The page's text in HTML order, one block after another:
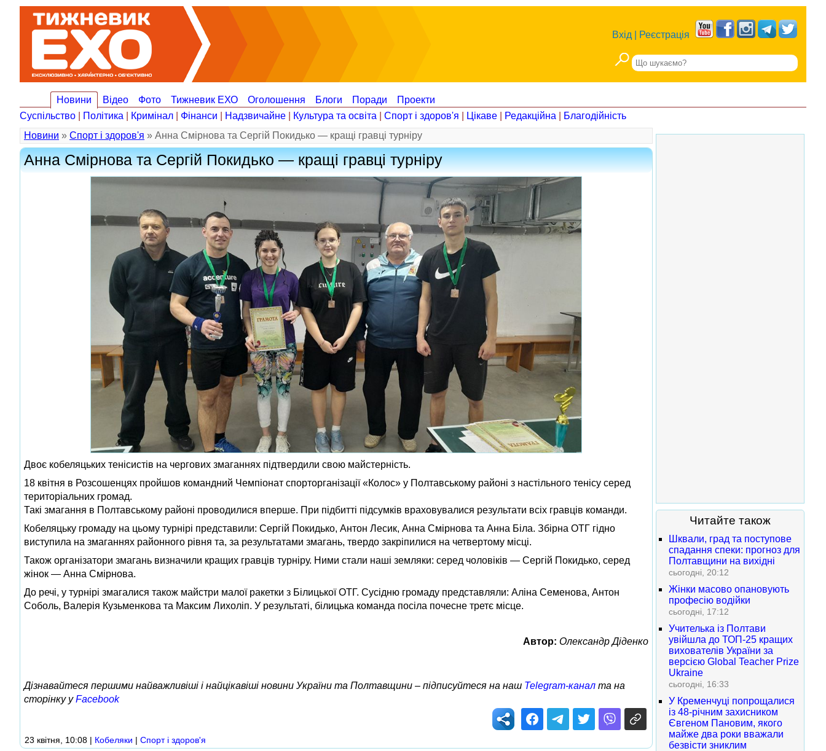
Вхід Реєстрація
Новини Відео Фото Тижневик ЕХО Оголошення Блоги Поради
Проекти
Суспільство
Політика Кримінал Фінанси Надзвичайне Культура та освіта Спорт і здоров'я Цікаве Редакційна
Благодійність
Новини » Спорт і здоров'я » Анна Смірнова та Сергій Покидько — кращі гравці турніру
Анна Смірнова та Сергій Покидько — кращі гравці турніру
Двоє кобеляцьких тенісистів на чергових змаганнях підтвердили свою майстерність.
18 квітня в Розсошенцях пройшов командний Чемпіонат спорторганізації «Колос» у Полтавському районі з настільного тенісу серед
територіальних громад.
Такі змагання в Полтавському районі проводилися вперше. При підбитті підсумків враховувалися результати всіх гравців команди.
Кобеляцьку громаду на цьому турнірі представили: Сергій Покидько, Антон Лесик, Анна Смірнова та Анна Біла. Збірна ОТГ гідно
виступила на змаганнях районного рівня та, за результатами змагань, твердо закріпилися на четвертому місці.
Також організатори змагань визначили кращих гравців турніру. Ними стали наші земляки: серед чоловіків — Сергій Покидько, серед
жінок — Анна Смірнова.
До речі, у турнірі змагалися також майстри малої ракетки з Білицької ОТГ. Сусідню громаду представляли: Аліна Семенова, Антон
Соболь, Валерія Кузьменкова та Максим Лихоліп. У результаті, білицька команда посіла почесне третє місце.
Автор: Олександр Діденко
Дізнавайтеся першими найважливіші і найцікавіші новини України та Полтавщини – підписуйтеся на наш Telegram-канал та на
сторінку уFacebook
23 квітня, 10:08 | Кобеляки | Спорт і здоров'я
Читайте також
Шквали, град та поступове
спадання спеки: прогноз для
Полтавщини на вихідні
сьогодні, 20:12
Жінки масово опановують
професію водійки
сьогодні, 17:12
Учителька із Полтави
увійшла до ТОП-25 кращих
вихователів України за
версією Global Teacher Prize
Ukraine
сьогодні, 16:33
У Кременчуці попрощалися
із 48-річним захисником
Євгеном Пановим, якого
майже два роки вважали
безвісти зниклим